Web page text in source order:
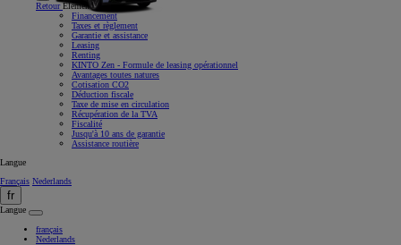
RetourÉlément
Financement
Taxes et règlement
Garantie et assistance
Leasing
Renting
KINTO Zen - Formule de leasing opérationnel
Avantages toutes natures
Cotisation CO2
Déduction fiscale
Taxe de mise en circulation
Récupération de la TVA
Fiscalité
Jusqu'à 10 ans de garantie
Assistance routière
Langue
Français Nederlands
fr
Langue
français
Nederlands